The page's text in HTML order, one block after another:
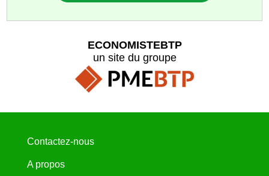
ECONOMISTEBTP
un site du groupe
Contactez-nous
A propos